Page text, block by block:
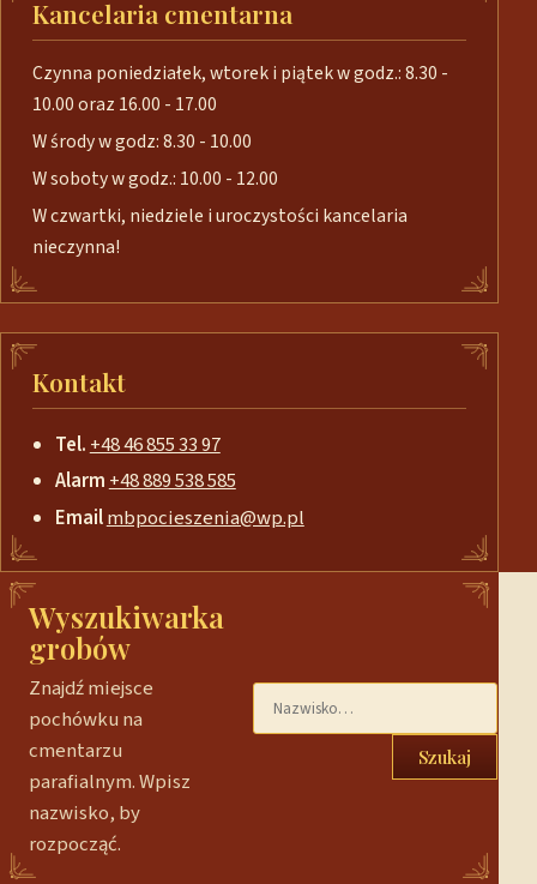
Kancelaria cmentarna
Czynna poniedziałek, wtorek i piątek w godz.: 8.30 -
10.00 oraz 16.00 - 17.00
W środy w godz: 8.30 - 10.00
W soboty w godz.: 10.00 - 12.00
W czwartki, niedziele i uroczystości kancelaria
nieczynna!
Kontakt
Tel. +48 46 855 33 97
Alarm+48 889 538 585
Emailmbpocieszenia@wp.pl
Wyszukiwarka
grobów
Znajdź miejsce
pochówku na
cmentarzu
parafialnym. Wpisz
nazwisko, by
rozpocząć.
Szukaj